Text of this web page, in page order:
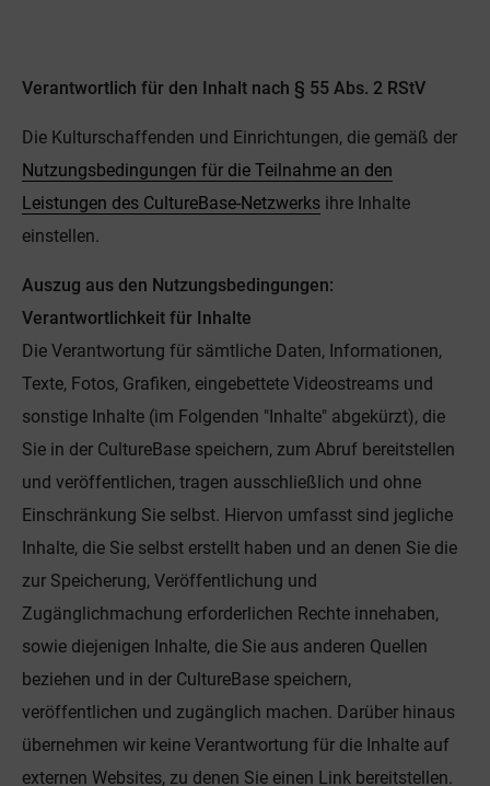
Verantwortlich für den Inhalt nach § 55 Abs. 2 RStV
Die Kulturschaffenden und Einrichtungen, die gemäß der
Nutzungsbedingungen für die Teilnahme an den
Leistungen des CultureBase-Netzwerks ihre Inhalte
einstellen.
Auszug aus den Nutzungsbedingungen:
Verantwortlichkeit für Inhalte
Die Verantwortung für sämtliche Daten, Informationen,
Texte, Fotos, Grafiken, eingebettete Videostreams und
sonstige Inhalte (im Folgenden "Inhalte" abgekürzt), die
Sie in der CultureBase speichern, zum Abruf bereitstellen
und veröffentlichen, tragen ausschließlich und ohne
Einschränkung Sie selbst. Hiervon umfasst sind jegliche
Inhalte, die Sie selbst erstellt haben und an denen Sie die
zur Speicherung, Veröffentlichung und
Zugänglichmachung erforderlichen Rechte innehaben,
sowie diejenigen Inhalte, die Sie aus anderen Quellen
beziehen und in der CultureBase speichern,
veröffentlichen und zugänglich machen. Darüber hinaus
übernehmen wir keine Verantwortung für die Inhalte auf
externen Websites, zu denen Sie einen Link bereitstellen.